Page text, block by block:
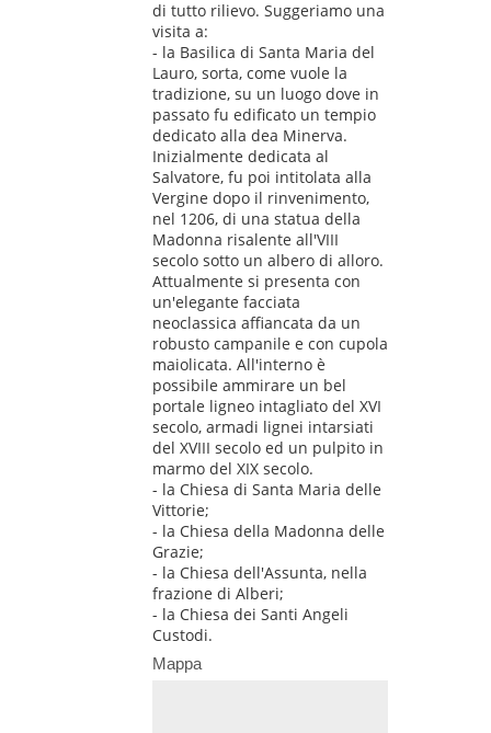
di tutto rilievo. Suggeriamo una
visita a:
- la Basilica di Santa Maria del
Lauro, sorta, come vuole la
tradizione, su un luogo dove in
passato fu edificato un tempio
dedicato alla dea Minerva.
Inizialmente dedicata al
Salvatore, fu poi intitolata alla
Vergine dopo il rinvenimento,
nel 1206, di una statua della
Madonna risalente all'VIII
secolo sotto un albero di alloro.
Attualmente si presenta con
un'elegante facciata
neoclassica affiancata da un
robusto campanile e con cupola
maiolicata. All'interno è
possibile ammirare un bel
portale ligneo intagliato del XVI
secolo, armadi lignei intarsiati
del XVIII secolo ed un pulpito in
marmo del XIX secolo.
- la Chiesa di Santa Maria delle
Vittorie;
- la Chiesa della Madonna delle
Grazie;
- la Chiesa dell'Assunta, nella
frazione di Alberi;
- la Chiesa dei Santi Angeli
Custodi.
Mappa